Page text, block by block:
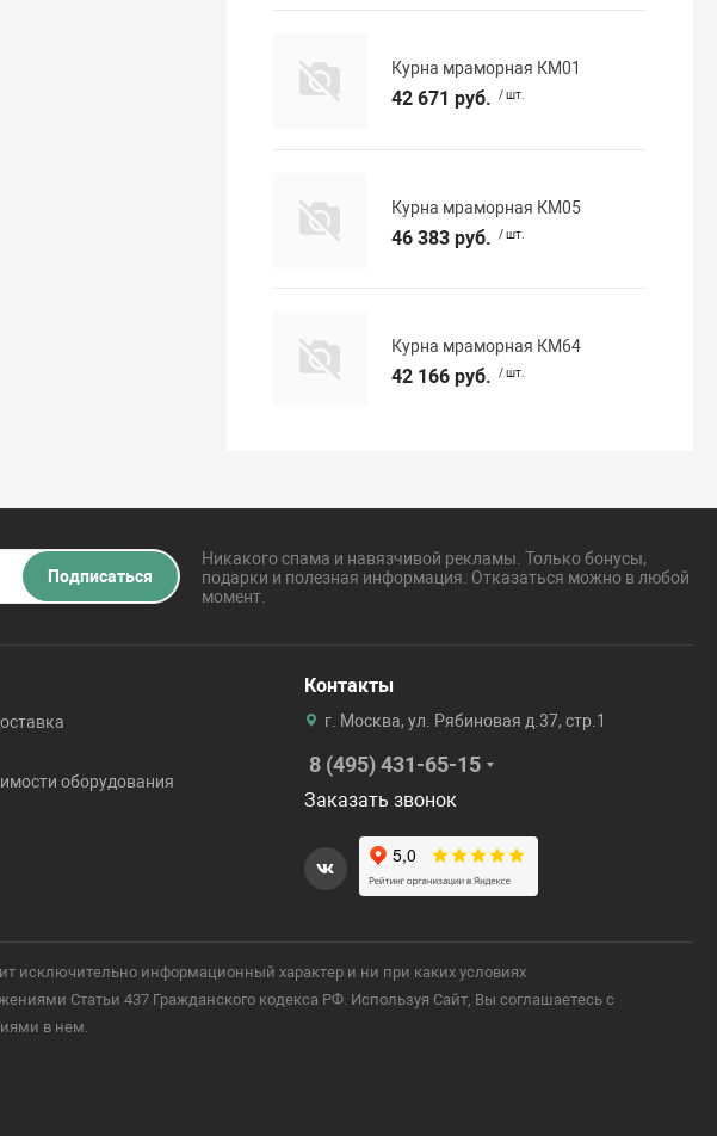
Курна мраморная КМ01
42 671 руб. / шт.
Курна мраморная КМ05
46 383 руб. / шт.
Курна мраморная КМ64
42 166 руб. / шт.
Подписаться
Никакого спама и навязчивой рекламы. Только бонусы,
подарки и полезная информация. Отказаться можно в любой
момент.
оборудования
Контакты
г. Москва, ул. Рябиновая д.37, стр.1
8 (495) 431-65-15
Заказать звонок
исключительно информационный характер и ни при каких условиях
Статьи 437 Гражданского кодекса РФ. Используя Сайт, Вы соглашаетесь с
в нем.